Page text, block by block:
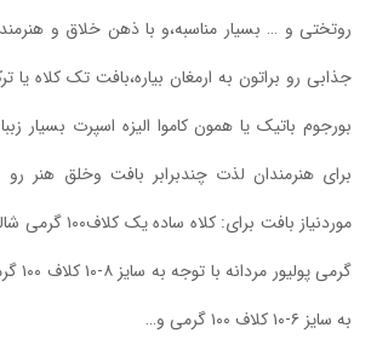
روتختی و … بسیار مناسبه،و با ذهن خلاق و
جذابی رو براتون به ارمغان بیاره،بافت تک کلاه یا
بورجوم باتیک یا همون کاموا الیزه اسپرت
برای هنرمندان لذت چندبرابر بافت وخلق هنر رو
گرمی
به سایز ۶-۱۰ کلاف ۱۰۰ گرمی و…